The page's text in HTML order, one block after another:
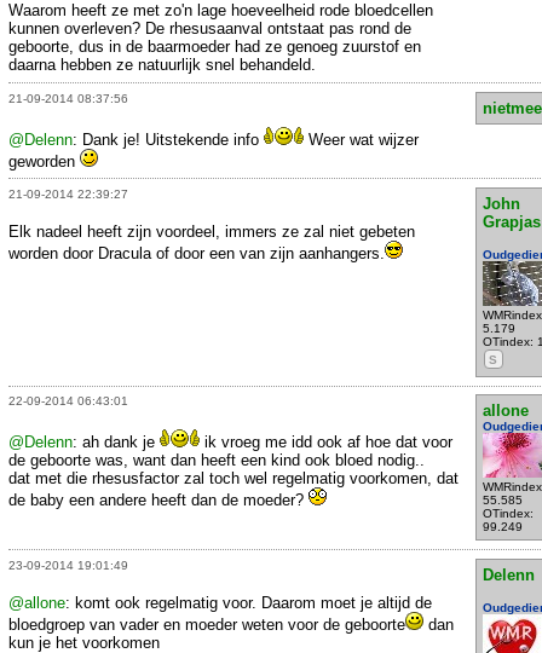
Waarom heeft ze met zo'n lage hoeveelheid rode bloedcellen
kunnen overleven? De rhesusaanval ontstaat pas rond de
geboorte, dus in de baarmoeder had ze genoeg zuurstof en
daarna hebben ze natuurlijk snel behandeld.
21-09-2014 08:37:56
@Delenn: Dank je! Uitstekende info
Weer wat wijzer
geworden
21-09-2014 22:39:27
John
Grapjas
5.179
OTindex:
S
Elk nadeel heeft zijn voordeel, immers ze zal niet gebeten
worden door Dracula of door een van zijn aanhangers.
22-09-2014 06:43:01
allone
55.585
OTindex:
99.249
@Delenn: ah dank je
ik vroeg me idd ook af hoe dat voor
de geboorte was, want dan heeft een kind ook bloed nodig..
dat met die rhesusfactor zal toch wel regelmatig voorkomen, dat
de baby een andere heeft dan de moeder?
23-09-2014 19:01:49
Delenn
@allone: komt ook regelmatig voor. Daarom moet je altijd de
bloedgroep van vader en moeder weten voor de geboorte
dan
kun je het voorkomen